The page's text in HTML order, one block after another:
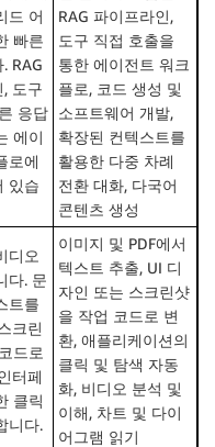
드 어
빠른
RAG
도구
응답
에이
로에
있습
RAG 파이프라인,
도구 직접 호출을
통한 에이전트 워크
플로, 코드 생성 및
소프트웨어 개발,
확장된 컨텍스트를
활용한 다중 차례
전환 대화, 다국어
콘텐츠 생성
디오
다. 문
트를
크린
드로
터페
클릭
니다.
이미지 및 PDF에서
텍스트 추출, UI 디
자인 또는 스크린샷
을 작업 코드로 변
환, 애플리케이션의
클릭 및 탐색 자동
화, 비디오 분석 및
이해, 차트 및 다이
어그램 읽기